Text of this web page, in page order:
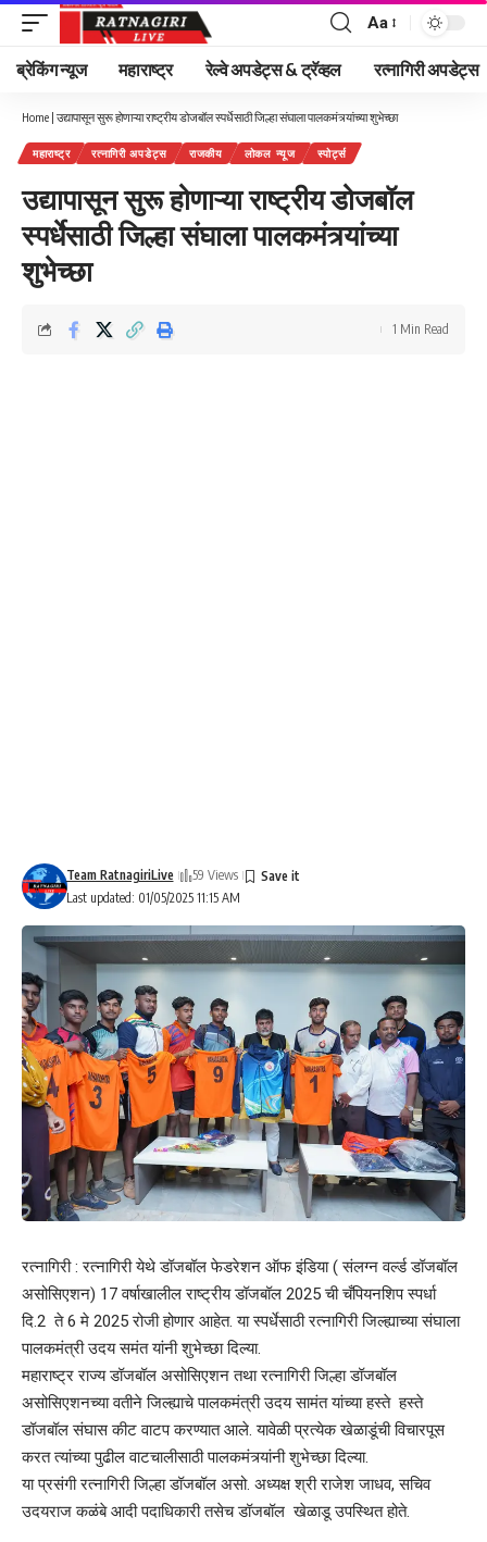
Font
Resizer
Aa
ब्रेकिंग न्यूज महाराष्ट्र रेल्वे अपडेट्स & ट्रॅव्हल रत्नागिरी अपडेट्स
Home | उद्यापासून सुरू होणाऱ्या राष्ट्रीय डोजबॉल स्पर्धेसाठी जिल्हा संघाला पालकमंत्र्यांच्या शुभेच्छा
महाराष्ट्र रत्नागिरी अपडेट्स राजकीय लोकल न्यूज स्पोर्ट्स
उद्यापासून सुरू होणाऱ्या राष्ट्रीय डोजबॉल
स्पर्धेसाठी जिल्हा संघाला पालकमंत्र्यांच्या
शुभेच्छा
Last updated: 01/05/2025 11:15 AM
Team RatnagiriLive 59 Views
1 Min Read
रत्नागिरी : रत्नागिरी येथे डॉजबॉल फेडरेशन ऑफ इंडिया ( संलग्न वर्ल्ड डॉजबॉल
असोसिएशन) 17 वर्षाखालील राष्ट्रीय डॉजबॉल 2025 ची चँपियनशिप स्पर्धा
दि.2 ते 6 मे 2025 रोजी होणार आहेत. या स्पर्धेसाठी रत्नागिरी जिल्ह्याच्या संघाला
पालकमंत्री उदय समंत यांनी शुभेच्छा दिल्या.
महाराष्ट्र राज्य डॉजबॉल असोसिएशन तथा रत्नागिरी जिल्हा डॉजबॉल
असोसिएशनच्या वतीने जिल्ह्याचे पालकमंत्री उदय सामंत यांच्या हस्ते हस्ते
डॉजबॉल संघास कीट वाटप करण्यात आले. यावेळी प्रत्येक खेळाडूंची विचारपूस
करत त्यांच्या पुढील वाटचालीसाठी पालकमंत्र्यांनी शुभेच्छा दिल्या.
या प्रसंगी रत्नागिरी जिल्हा डॉजबॉल असो. अध्यक्ष श्री राजेश जाधव, सचिव
उदयराज कळंबे आदी पदाधिकारी तसेच डॉजबॉल खेळाडू उपस्थित होते.